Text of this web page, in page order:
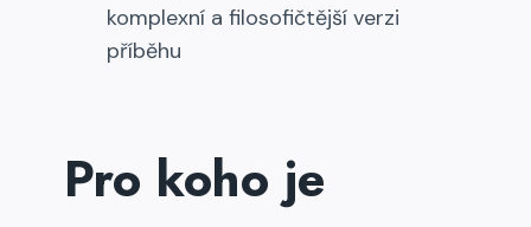
komplexní a filosofičtější verzi
příběhu
Pro koho je